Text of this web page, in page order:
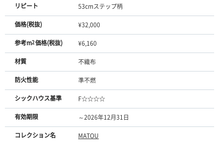
リピート 53cmステップ柄
価格(税抜) ¥32,000
参考m2価格(税抜) ¥6,160
材質 不織布
防火性能 準不燃
シックハウス基準 F☆☆☆☆
有効期限 ～2026年12月31日
コレクション名 MATOU